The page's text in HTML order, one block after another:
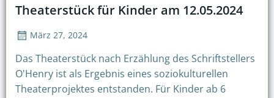
Theaterstück für Kinder am 12.05.2024
März 27, 2024
Das Theaterstück nach Erzählung des Schriftstellers
O'Henry ist als Ergebnis eines soziokulturellen
Theaterprojektes entstanden. Für Kinder ab 6